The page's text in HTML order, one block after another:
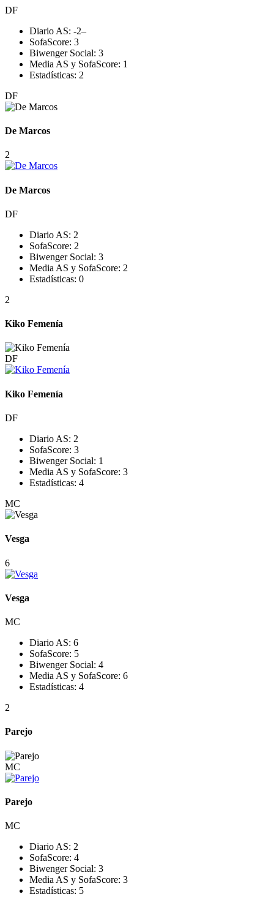
DF
Diario AS: -2–
SofaScore: 3
Biwenger Social: 3
Media AS y SofaScore: 1
Estadísticas: 2
DF
De Marcos
2
De Marcos
DF
Diario AS: 2
SofaScore: 2
Biwenger Social: 3
Media AS y SofaScore: 2
Estadísticas: 0
2
Kiko Femenía
DF
Kiko Femenía
DF
Diario AS: 2
SofaScore: 3
Biwenger Social: 1
Media AS y SofaScore: 3
Estadísticas: 4
MC
Vesga
6
Vesga
MC
Diario AS: 6
SofaScore: 5
Biwenger Social: 4
Media AS y SofaScore: 6
Estadísticas: 4
2
Parejo
MC
Parejo
MC
Diario AS: 2
SofaScore: 4
Biwenger Social: 3
Media AS y SofaScore: 3
Estadísticas: 5